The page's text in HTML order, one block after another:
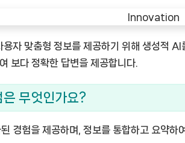
자 맞춤형 정보를 제공하기 위해 생성적
보다 정확한 답변을 제공합니다.
무엇인가요?
경험을 제공하며, 정보를 통합하고 요약하